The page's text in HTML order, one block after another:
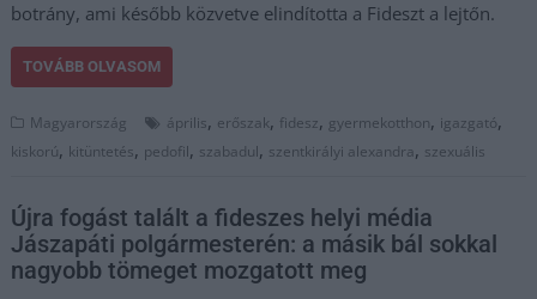
botrány, ami később közvetve elindította a Fideszt a lejtőn.
TOVÁBB OLVASOM
Magyarország április, erőszak, fidesz, gyermekotthon, igazgató,
kiskorú, kitüntetés, pedofil, szabadul, szentkirályi alexandra, szexuális
Újra fogást talált a fideszes helyi média
Jászapáti polgármesterén: a másik bál sokkal
nagyobb tömeget mozgatott meg